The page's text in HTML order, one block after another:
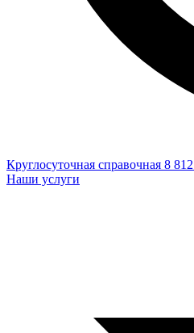
Круглосуточная справочная 8
Наши услуги